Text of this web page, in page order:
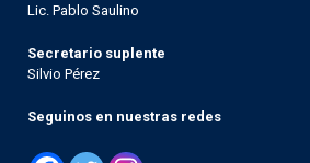
Lic. Pablo Saulino
Secretario suplente
Silvio Pérez
Seguinos en nuestras redes